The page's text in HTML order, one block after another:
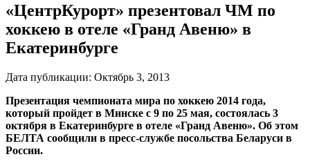
«ЦентрКурорт» презентовал ЧМ по
хоккею в отеле «Гранд Авеню» в
Екатеринбурге
Дата публикации: Октябрь 3, 2013
Презентация чемпионата мира по хоккею 2014 года,
который пройдет в Минске с 9 по 25 мая, состоялась 3
октября в Екатеринбурге в отеле «Гранд Авеню». Об этом
БЕЛТА сообщили в пресс-службе посольства Беларуси в
России.